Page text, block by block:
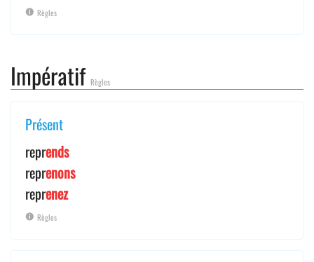
Règles
Impératif Règles
Présent
reprends
reprenons
reprenez
Règles